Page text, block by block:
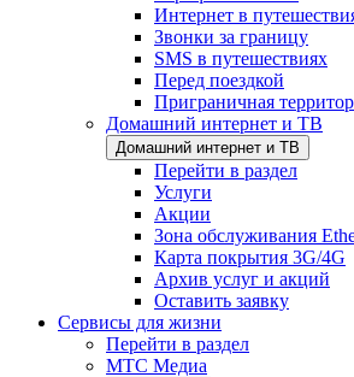
Интернет в
Звонки за границу
SMS в путешествиях
Перед поездкой
Приграничная
Домашний интернет и ТВ
Домашний интернет и ТВ
Перейти в раздел
Услуги
Акции
Зона обслуживания
Карта покрытия 3G/4G
Архив услуг и акций
Оставить заявку
Сервисы для жизни
Перейти в раздел
МТС Медиа